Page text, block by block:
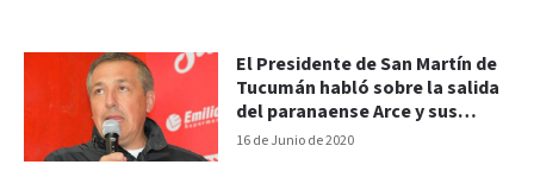
16 de Junio de 2020
El Presidente de San Martín de
Tucumán habló sobre la salida
del paranaense Arce y sus
compañeros